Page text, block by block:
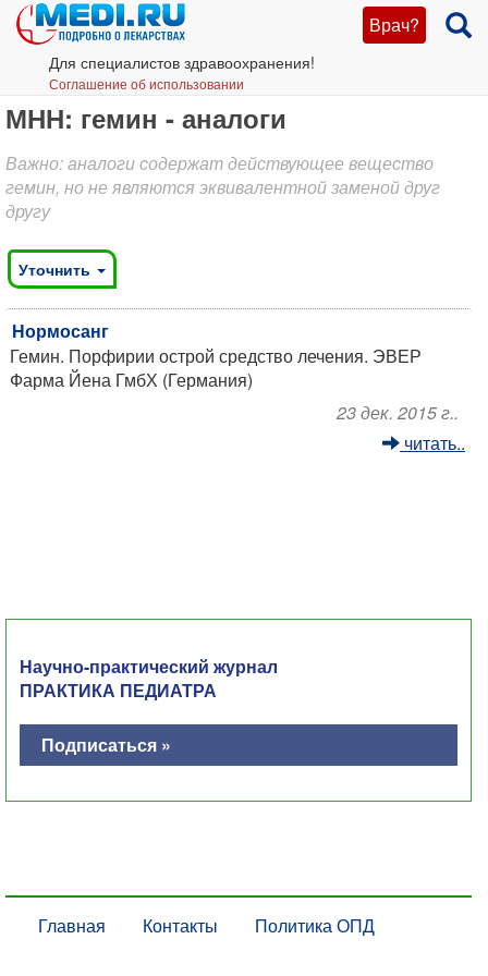
Врач?
Для специалистов здравоохранения!
Соглашение об использовании
МНН: гемин - аналоги
Важно: аналоги содержат действующее вещество
гемин, но не являются эквивалентной заменой друг
другу
Уточнить
Нормосанг
Гемин. Порфирии острой средство лечения. ЭВЕР
Фарма Йена ГмбХ (Германия)
23 дек. 2015 г..
читать..
Научно-практический журнал
ПРАКТИКА ПЕДИАТРА
Подписаться »
Главная Контакты Политика ОПД